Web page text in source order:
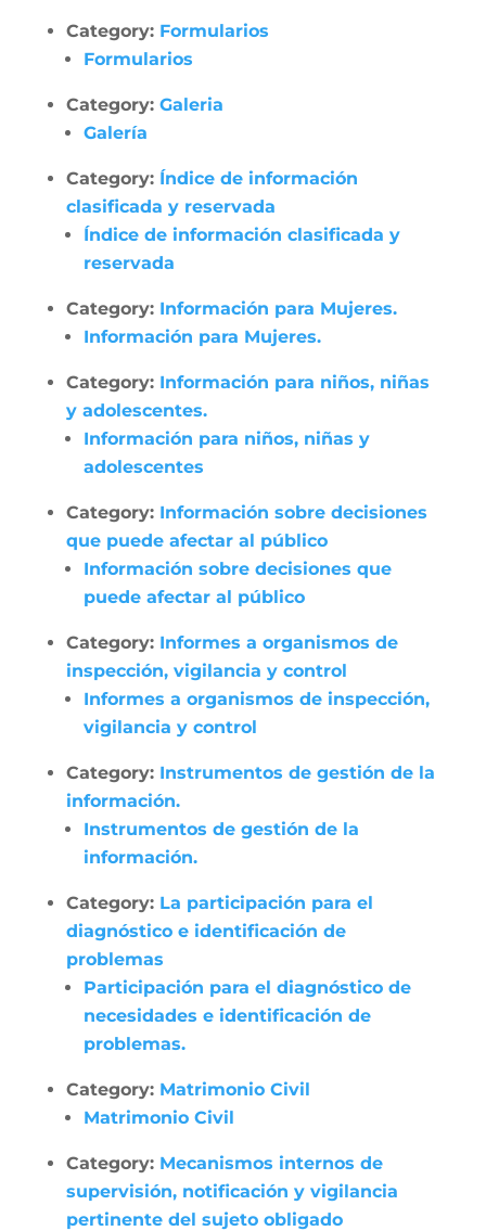
Category: Formularios
Formularios
Category: Galeria
Galería
Category: Índice de información
clasificada y reservada
Índice de información clasificada y
reservada
Category: Información para Mujeres.
Información para Mujeres.
Category: Información para niños, niñas
y adolescentes.
Información para niños, niñas y
adolescentes
Category: Información sobre decisiones
que puede afectar al público
Información sobre decisiones que
puede afectar al público
Category: Informes a organismos de
inspección, vigilancia y control
Informes a organismos de inspección,
vigilancia y control
Category: Instrumentos de gestión de la
información.
Instrumentos de gestión de la
información.
Category: La participación para el
diagnóstico e identificación de
problemas
Participación para el diagnóstico de
necesidades e identificación de
problemas.
Category: Matrimonio Civil
Matrimonio Civil
Category: Mecanismos internos de
supervisión, notificación y vigilancia
pertinente del sujeto obligado